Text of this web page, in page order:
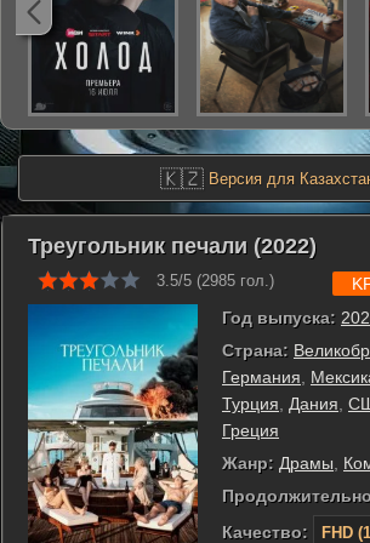
🇰🇿 Версия для
Треугольник печали (2022)
3.5/5 (2985 гол.)
Год выпуска:
Страна:
Германия
Турция
Дания
Греция
Жанр: Драмы
Качество:
FHD